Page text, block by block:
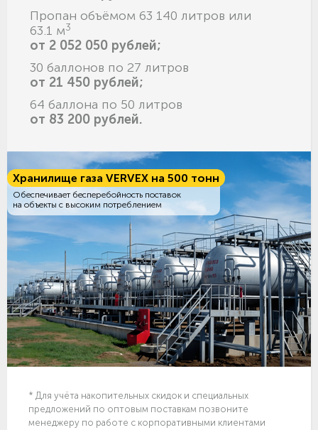
Пропан объёмом 63 140 литров или
63.1 м3
от 2 052 050 рублей;
30 баллонов по 27 литров
от 21 450 рублей;
64 баллона по 50 литров
от 83 200 рублей.
Хранилище газа VERVEX на 500 тонн
Обеспечивает бесперебойность поставок
на объекты с высоким потреблением
* Для учёта накопительных скидок и специальных
предложений по оптовым поставкам позвоните
менеджеру по работе с корпоративными клиентами